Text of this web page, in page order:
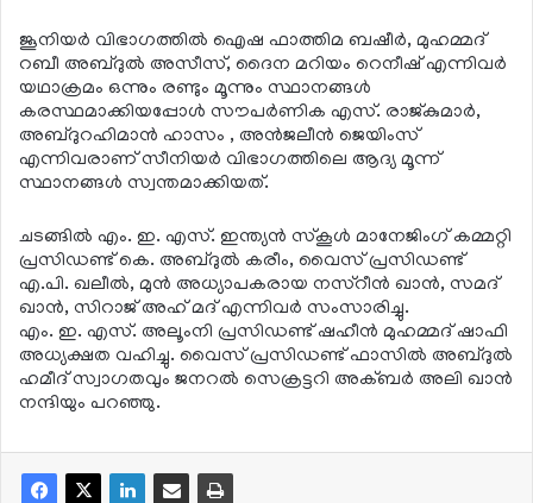
ജൂനിയര്‍ വിഭാഗത്തില്‍ ഐഷ ഫാത്തിമ ബഷീര്‍, മുഹമ്മദ്
റബീ അബ്ദുല്‍ അസീസ്, ദൈന മറിയം റെനീഷ് എന്നിവര്‍
യഥാക്രമം ഒന്നും രണ്ടും മൂന്നും സ്ഥാനങ്ങള്‍
കരസ്ഥമാക്കിയപ്പോള്‍ സൗപര്‍ണിക എസ്. രാജ്കുമാര്‍,
അബ്ദുറഹിമാന്‍ ഹാസം , അന്‍ജലീന്‍ ജെയിംസ്
എന്നിവരാണ് സീനിയര്‍ വിഭാഗത്തിലെ ആദ്യ മൂന്ന്
സ്ഥാനങ്ങള്‍ സ്വന്തമാക്കിയത്.
ചടങ്ങില്‍ എം. ഇ. എസ്. ഇന്ത്യന്‍ സ്‌കൂള്‍ മാനേജിംഗ് കമ്മറ്റി
പ്രസിഡണ്ട് കെ. അബ്ദുല്‍ കരീം, വൈസ് പ്രസിഡണ്ട്
എ.പി. ഖലീല്‍, മുന്‍ അധ്യാപകരായ നസ്‌റീന്‍ ഖാന്‍, സമദ്
ഖാന്‍, സിറാജ് അഹ് മദ് എന്നിവര്‍ സംസാരിച്ചു.
എം. ഇ. എസ്. അലൂംനി പ്രസിഡണ്ട് ഷഹീന്‍ മുഹമ്മദ് ഷാഫി
അധ്യക്ഷത വഹിച്ചു. വൈസ് പ്രസിഡണ്ട് ഫാസില്‍ അബ്ദുല്‍
ഹമീദ് സ്വാഗതവും ജനറല്‍ സെക്രട്ടറി അക്ബര്‍ അലി ഖാന്‍
നന്ദിയും പറഞ്ഞു.